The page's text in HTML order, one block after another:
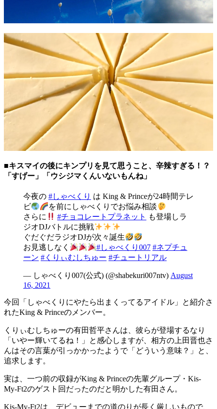
■キスマイの後にキンプリを見て思うこと、辛辣すぎる！？
「すげー」「ウシジマくんいないもんね」
今夜の #しゃべくり は King & Princeが24時間テレ
ビ
を前にしゃべくりでお悩み相談
さらに
#チョコレートプラネット
も登場しラ
ジオDJバトルに挑戦
ぐだぐだラジオDJが次々誕生
お見逃しなく
#しゃべくり007 #ネプチュ
ーン #くりぃむしちゅー #チュートリアル
— しゃべくり007(公式) (@shabekuri007ntv) August
16, 2021
今回「しゃべくりにやたら出まくってるアイドル」と紹介さ
れたKing & Princeのメンバー。
くりぃむしちゅーの有田哲平さんは、彼らが登場するなり
「いやー輝いてるね！」と感心しますが、相方の上田晋也さ
んはその言葉が引っかかったようで「どういう意味？」と、
追求します。
実は、一つ前の収録がKing & Princeの先輩グループ・Kis-
My-Ft2のゲスト回だったのだと明かした有田さん。
Kis-My-Ft2は、デビューまでの道のりが長く厳しいもので、